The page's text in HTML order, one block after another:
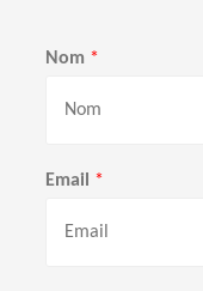
Nom *
r
é
Email *